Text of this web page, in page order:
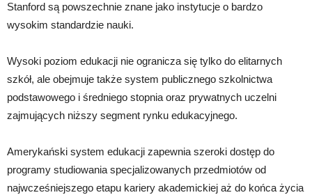
Stanford są powszechnie znane jako instytucje o bardzo
wysokim standardzie nauki.
Wysoki poziom edukacji nie ogranicza się tylko do elitarnych
szkół, ale obejmuje także system publicznego szkolnictwa
podstawowego i średniego stopnia oraz prywatnych uczelni
zajmujących niższy segment rynku edukacyjnego.
Amerykański system edukacji zapewnia szeroki dostęp do
programy studiowania specjalizowanych przedmiotów od
najwcześniejszego etapu kariery akademickiej aż do końca życia